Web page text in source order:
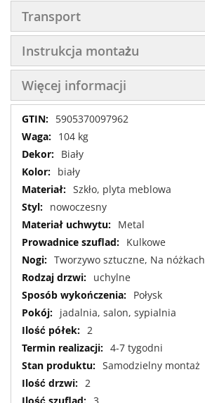
Transport
Instrukcja montażu
Więcej informacji
Więcej
informacji
5905370097962
104 kg
Biały
biały
Szkło, plyta meblowa
nowoczesny
Metal
Kulkowe
Tworzywo sztuczne, Na nóżkach
uchylne
Połysk
jadalnia, salon, sypialnia
2
4-7 tygodni
Samodzielny montaż
2